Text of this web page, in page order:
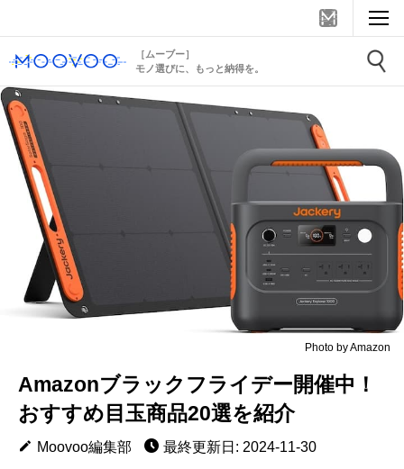
［ムーブー］
モノ選びに、もっと納得を。
Photo by Amazon
Amazonブラックフライデー開催中！
おすすめ目玉商品20選を紹介
Moovoo編集部
最終更新日: 2024-11-30